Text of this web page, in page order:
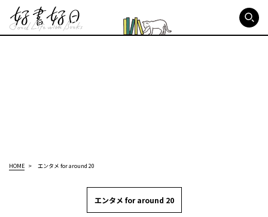
HOME エンタメ for around 20
エンタメ for around 20